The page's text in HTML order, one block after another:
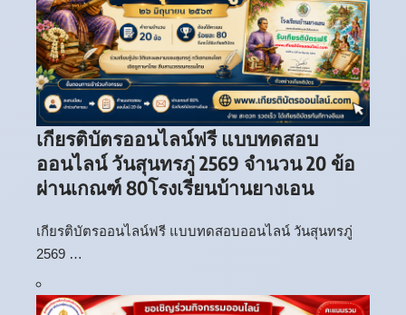
เกียรติบัตรออนไลน์ฟรี แบบทดสอบ
ออนไลน์ วันสุนทรภู่ 2569 จำนวน 20 ข้อ
ผ่านเกณฑ์ 80โรงเรียนบ้านยางเอน
เกียรติบัตรออนไลน์ฟรี แบบทดสอบออนไลน์ วันสุนทรภู่
2569 …